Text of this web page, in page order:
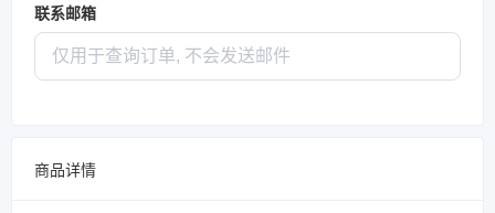
联系邮箱
商品详情